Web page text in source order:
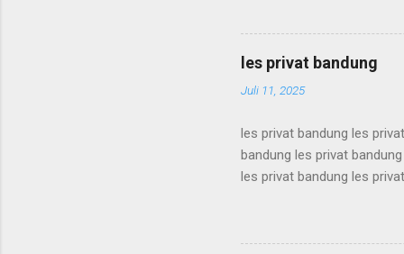
karantina ui karantina ui
karantina ui karantina ui
karantina ui karantina ui
karantina ui karant...
les privat bandung
Juli 11, 2025
les privat bandung les
bandung les privat
les privat bandung les
les privat bandung les
bandung les privat